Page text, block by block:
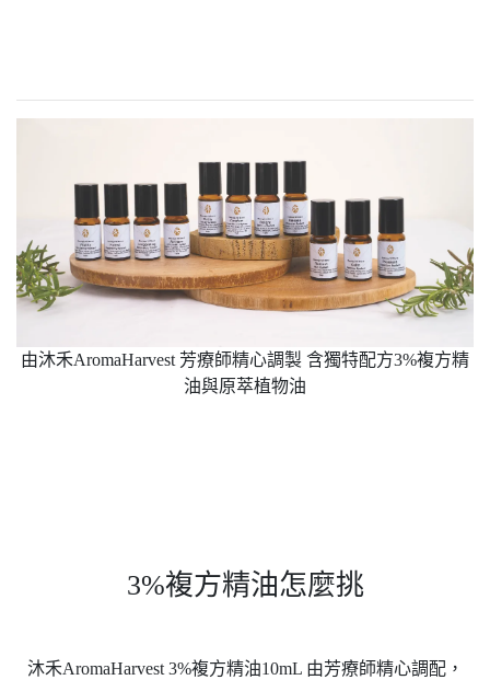
由沐禾AromaHarvest 芳療師精心調製 含獨特配方3%複方精
油與原萃植物油
3%複方精油怎麼挑
沐禾AromaHarvest 3%複方精油10mL 由芳療師精心調配，